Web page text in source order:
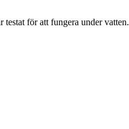
testat för att fungera under vatten.